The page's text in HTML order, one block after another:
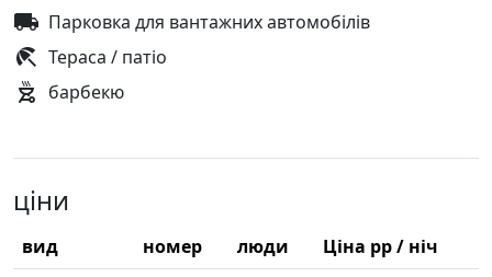
Парковка для вантажних автомобілів
Тераса / патіо
барбекю
ціни
вид номер люди
Ціна pp / ніч